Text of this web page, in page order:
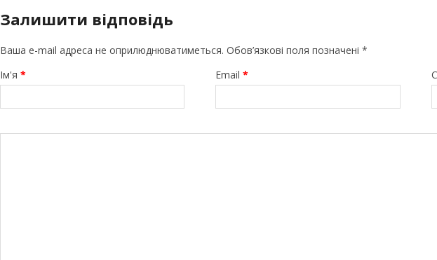
Залишити відповідь
Ваша e-mail адреса не оприлюднюватиметься. Обов’язкові поля позначені *
Ім'я * Email*